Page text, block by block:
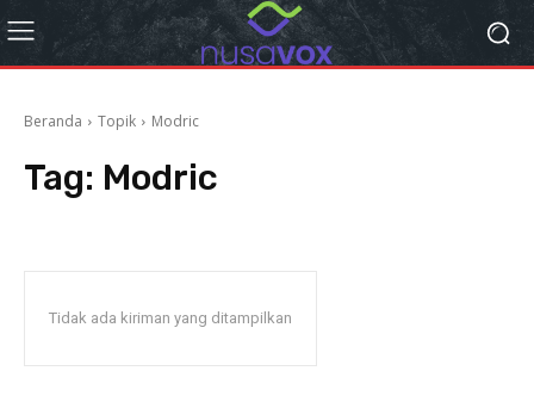
Beranda Topik Modric
Tag: Modric
Tidak ada kiriman yang ditampilkan